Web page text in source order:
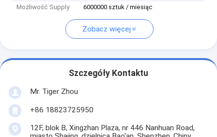
Możliwość Supply 6000000 sztuk / miesiąc
Zobacz więcej
Szczegóły Kontaktu
Mr. Tiger Zhou
+86 18823725950
12F, blok B, Xingzhan Plaza, nr 446 Nanhuan Road,